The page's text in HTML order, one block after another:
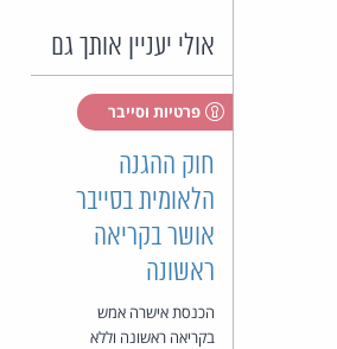
אולי יעניין אותך גם
פרטיות וסייבר
חוק ההגנה
הלאומית בסייבר
אושר בקריאה
ראשונה
הכנסת אישרה אמש
בקריאה ראשונה וללא